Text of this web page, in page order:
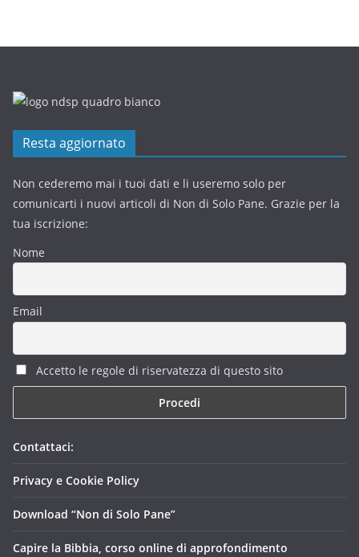
Resta aggiornato
Non cederemo mai i tuoi dati e li useremo solo per
comunicarti i nuovi articoli di Non di Solo Pane. Grazie per la
tua iscrizione:
Nome
Email
Accetto le regole di riservatezza di questo sito
Contattaci:
Privacy e Cookie Policy
Download “Non di Solo Pane”
Capire la Bibbia, corso online di approfondimento